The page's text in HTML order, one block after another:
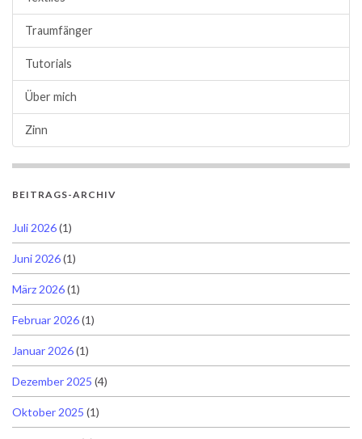
Traumfänger
Tutorials
Über mich
Zinn
BEITRAGS-ARCHIV
Juli 2026(1)
Juni 2026(1)
März 2026(1)
Februar 2026(1)
Januar 2026(1)
Dezember 2025 (4)
Oktober 2025 (1)